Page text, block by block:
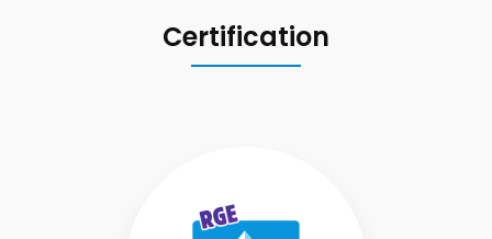
Certification